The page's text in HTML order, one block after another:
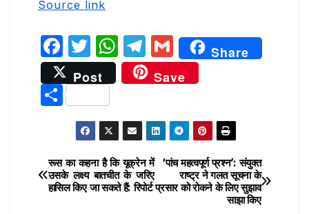
Source link
F
a
c
e
b
o
o
k
T
w
it
te
r
W
h
at
A
p
p
T
el
e
ra
m
G
m
ai
Share
Post
Save
S
h
ar
e
Post
navigation
‘पांच महत्वपूर्ण प्रश्न’: संयुक्त
राष्ट्र ने गलत सूचना के
प्रसार को रोकने के लिए सुझाव
साझा किए
रूस का कहना है कि यूक्रेन में
उसके लक्ष्य बातचीत के जरिए
हासिल किए जा सकते हैं: रिपोर्ट